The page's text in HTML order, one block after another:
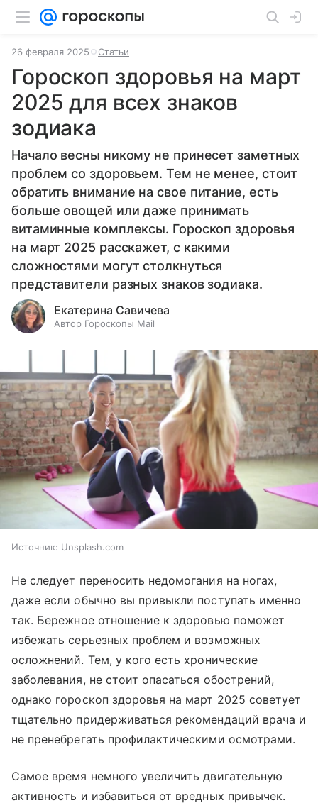
26 февраля 2025 Статьи
Гороскоп здоровья на март
2025 для всех знаков
зодиака
Начало весны никому не принесет заметных
проблем со здоровьем. Тем не менее, стоит
обратить внимание на свое питание, есть
больше овощей или даже принимать
витаминные комплексы. Гороскоп здоровья
на март 2025 расскажет, с какими
сложностями могут столкнуться
представители разных знаков зодиака.
Екатерина Савичева
Автор Гороскопы Mail
Источник: Unsplash.com
Не следует переносить недомогания на ногах,
даже если обычно вы привыкли поступать именно
так. Бережное отношение к здоровью поможет
избежать серьезных проблем и возможных
осложнений. Тем, у кого есть хронические
заболевания, не стоит опасаться обострений,
однако гороскоп здоровья на март 2025 советует
тщательно придерживаться рекомендаций врача и
не пренебрегать профилактическими осмотрами.
Самое время немного увеличить двигательную
активность и избавиться от вредных привычек.